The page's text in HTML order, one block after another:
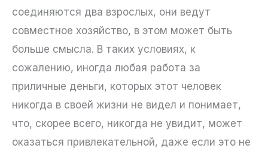
соединяются два взрослых, они ведут
совместное хозяйство, в этом может быть
больше смысла. В таких условиях, к
сожалению, иногда любая работа за
приличные деньги, которых этот человек
никогда в своей жизни не видел и понимает,
что, скорее всего, никогда не увидит, может
оказаться привлекательной, даже если это не